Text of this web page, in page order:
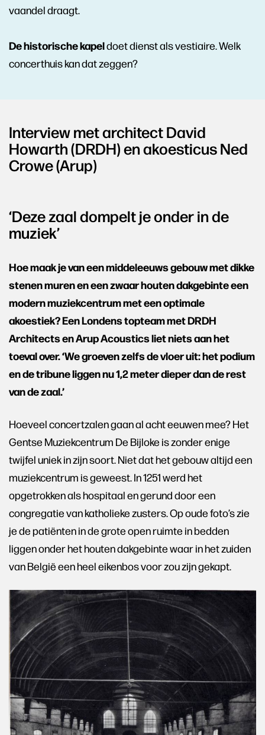
vaandel draagt.
De historische kapeldoet dienst als vestiaire. Welk
concerthuis kan dat zeggen?
Interview met architect David
Howarth (DRDH) en akoesticus Ned
Crowe (Arup)
‘Deze zaal dompelt je onder in de
muziek’
Hoe maak je van een middeleeuws gebouw met dikke
stenen muren en een zwaar houten dakgebinte een
modern muziekcentrum met een optimale
akoestiek? Een Londens topteam met DRDH
Architects en Arup Acoustics liet niets aan het
toeval over. ‘We groeven zelfs de vloer uit: het podium
en de tribune liggen nu 1,2 meter dieper dan de rest
van de zaal.’
Hoeveel concertzalen gaan al acht eeuwen mee? Het
Gentse Muziekcentrum De Bijloke is zonder enige
twijfel uniek in zijn soort. Niet dat het gebouw altijd een
muziekcentrum is geweest. In 1251 werd het
opgetrokken als hospitaal en gerund door een
congregatie van katholieke zusters. Op oude foto’s zie
je de patiënten in de grote open ruimte in bedden
liggen onder het houten dakgebinte waar in het zuiden
van België een heel eikenbos voor zou zijn gekapt.